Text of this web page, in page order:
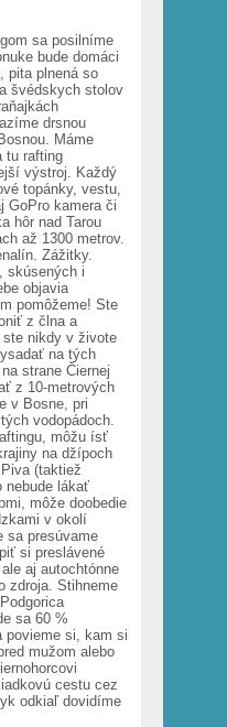
sa posilníme
bude domáci
pita plnená so
švédskych stolov
drsnou
Máme
tu rafting
výstroj. Každý
topánky, vestu,
GoPro kamera či
hôr nad Tarou
až 1300 metrov.
Zážitky.
skúsených i
objavia
pomôžeme! Ste
z člna a
ste nikdy v živote
na tých
strane Čiernej
z 10-metrových
v Bosne, pri
vodopádoch.
môžu ísť
na džípoch
(taktiež
nebude lákať
môže doobedie
v okolí
sa presúvame
si preslávené
aj autochtónne
zdroja. Stihneme
sa 60 %
povieme si, kam si
mužom alebo
cestu cez
odkiaľ dovidíme